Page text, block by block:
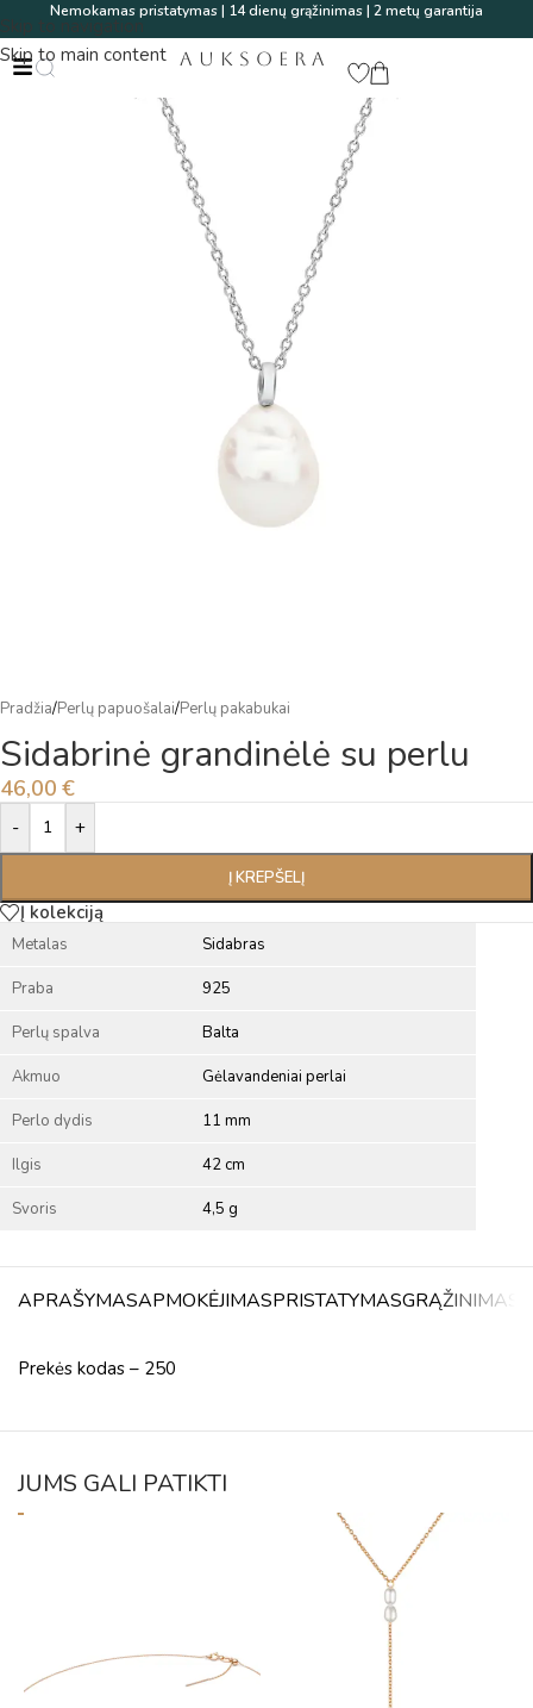
Skip to navigation
Skip to main content
Nemokamas pristatymas | 14 dienų grąžinimas | 2 metų garantija
AUKSOERA
Pradžia/Perlų papuošalai/Perlų pakabukai
Sidabrinė grandinėlė su perlu
46,00 €
- +
Į KREPŠELĮ
Alternative:
Į kolekciją
Metalas Sidabras
Praba 925
Perlų spalva Balta
Akmuo Gėlavandeniai perlai
Perlo dydis 11 mm
Ilgis 42 cm
Svoris 4,5 g
APRAŠYMASAPMOKĖJIMASPRISTATYMASGRĄŽINIMAS
Prekės kodas – 250
JUMS GALI PATIKTI